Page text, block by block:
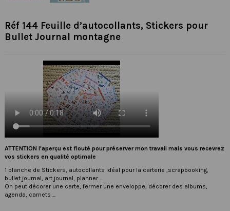
Réf 144 Feuille d’autocollants, Stickers pour
Bullet Journal montagne
ATTENTION l'aperçu est flouté pour préserver mon travail mais vous recevrez
vos stickers en qualité optimale
1 planche de Stickers, autocollants idéal pour la carterie ,scrapbooking,
bullet journal, art journal, planner ...
On peut décorer une carte, fermer une enveloppe, décorer des albums,
agenda, carnets ...